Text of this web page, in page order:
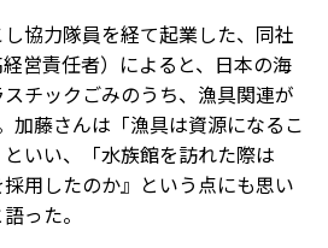
協力隊員を経て起業した、同社
営責任者）によると、日本の海
チックごみのうち、漁具関連が
加藤さんは「漁具は資源になるこ
いい、「水族館を訪れた際は
採用したのか』という点にも思い
った。